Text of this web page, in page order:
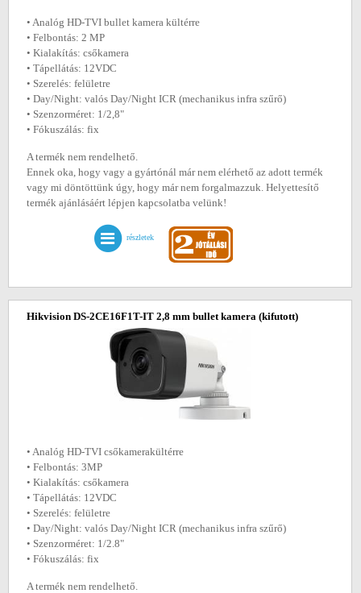
• Analóg HD-TVI bullet kamera kültérre
• Felbontás: 2 MP
• Kialakítás: csőkamera
• Tápellátás: 12VDC
• Szerelés: felületre
• Day/Night: valós Day/Night ICR (mechanikus infra szűrő)
• Szenzorméret: 1/2,8"
• Fókuszálás: fix
A termék nem rendelhető.
Ennek oka, hogy vagy a gyártónál már nem elérhető az adott termék
vagy mi döntöttünk úgy, hogy már nem forgalmazzuk. Helyettesítő
termék ajánlásáért lépjen kapcsolatba velünk!
részletek
Hikvision DS-2CE16F1T-IT 2,8 mm bullet kamera (kifutott)
• Analóg HD-TVI csőkamerakültérre
• Felbontás: 3MP
• Kialakítás: csőkamera
• Tápellátás: 12VDC
• Szerelés: felületre
• Day/Night: valós Day/Night ICR (mechanikus infra szűrő)
• Szenzorméret: 1/2.8"
• Fókuszálás: fix
A termék nem rendelhető.